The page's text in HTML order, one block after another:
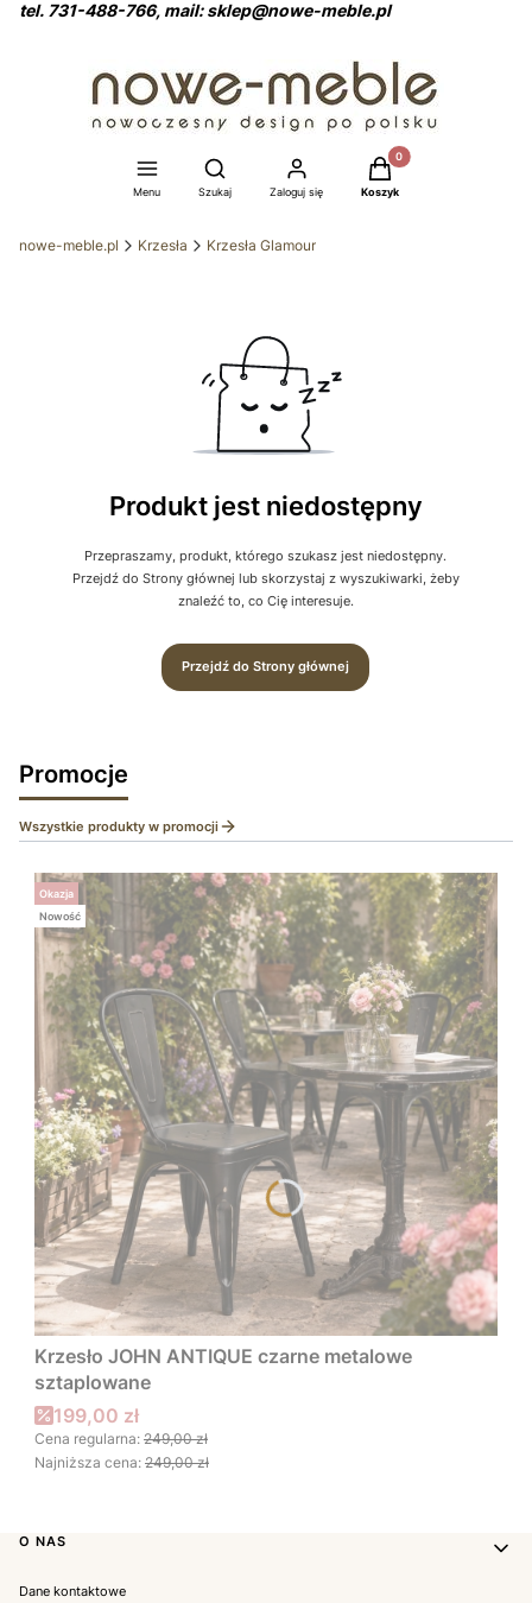
tel. 731-488-766, mail: sklep@nowe-meble.pl
Menu
Otwórz wyszukiwarkę
Szukaj Zaloguj się
Produkty w koszyku:
Koszyk
nowe-meble.pl Krzesła Krzesła Glamour
Produkt jest niedostępny
Przepraszamy, produkt, którego szukasz jest niedostępny.
Przejdź do Strony głównej lub skorzystaj z wyszukiwarki, żeby
znaleźć to, co Cię interesuje.
Przejdź do Strony głównej
Promocje
Wszystkie produkty w promocji
Okazja
Nowość
Krzesło JOHN ANTIQUE czarne metalowe
sztaplowane
Cena promocyjna
199,00 zł
Cena regularna: 249,00 zł
Najniższa cena: 249,00 zł
Linki w stopce
O NAS
Dane kontaktowe